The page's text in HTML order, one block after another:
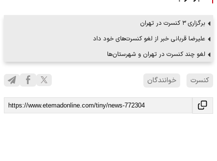
برگزاری ۳ کنسرت در تهران
علیرضا قربانی خبر از لغو کنسرت‌های خود داد
لغو چند کنسرت در تهران و شهرستان‌ها
کنسرت خوانندگان